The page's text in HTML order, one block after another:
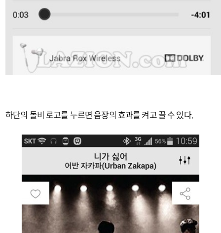
하단의 돌비 로고를 누르면 음장의 효과를 켜고 끌 수 있다.